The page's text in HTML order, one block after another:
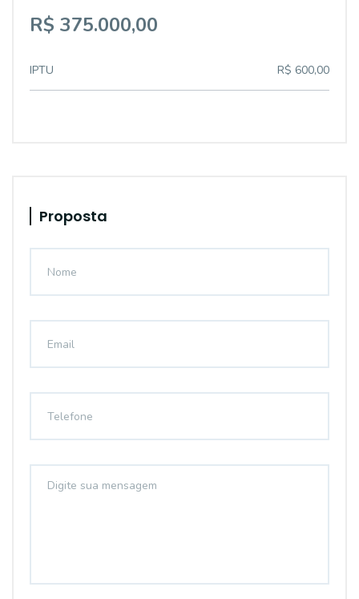
R$ 375.000,00
IPTU R$ 600,00
Proposta